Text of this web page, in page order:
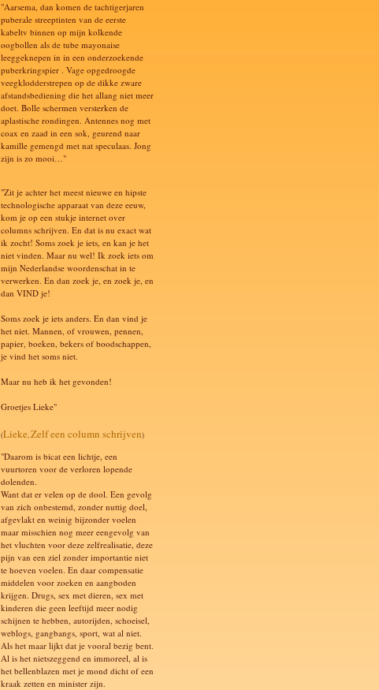
"Aarsema, dan komen de tachtigerjaren
puberale streeptinten van de eerste
kabeltv binnen op mijn kolkende
oogbollen als de tube mayonaise
leeggeknepen in in een onderzoekende
puberkringspier . Vage opgedroogde
veegklodderstrepen op de dikke zware
afstandsbediening die het allang niet meer
doet. Bolle schermen versterken de
aplastische rondingen. Antennes nog met
coax en zaad in een sok, geurend naar
kamille gemengd met nat speculaas. Jong
zijn is zo mooi…"
"Zit je achter het meest nieuwe en hipste
technologische apparaat van deze eeuw,
kom je op een stukje internet over
columns schrijven. En dat is nu exact wat
ik zocht! Soms zoek je iets, en kan je het
niet vinden. Maar nu wel! Ik zoek iets om
mijn Nederlandse woordenschat in te
verwerken. En dan zoek je, en zoek je, en
dan VIND je!
Soms zoek je iets anders. En dan vind je
het niet. Mannen, of vrouwen, pennen,
papier, boeken, bekers of boodschappen,
je vind het soms niet.
Maar nu heb ik het gevonden!
Groetjes Lieke"
(Lieke,Zelf een column schrijven)
"Daarom is bicat een lichtje, een
vuurtoren voor de verloren lopende
dolenden.
Want dat er velen op de dool. Een gevolg
van zich onbestemd, zonder nuttig doel,
afgevlakt en weinig bijzonder voelen
maar misschien nog meer eengevolg van
het vluchten voor deze zelfrealisatie, deze
pijn van een ziel zonder importantie niet
te hoeven voelen. En daar compensatie
middelen voor zoeken en aangboden
krijgen. Drugs, sex met dieren, sex met
kinderen die geen leeftijd meer nodig
schijnen te hebben, autorijden, schoeisel,
weblogs, gangbangs, sport, wat al niet.
Als het maar lijkt dat je vooral bezig bent.
Al is het nietszeggend en immoreel, al is
het bellenblazen met je mond dicht of een
kraak zetten en minister zijn.